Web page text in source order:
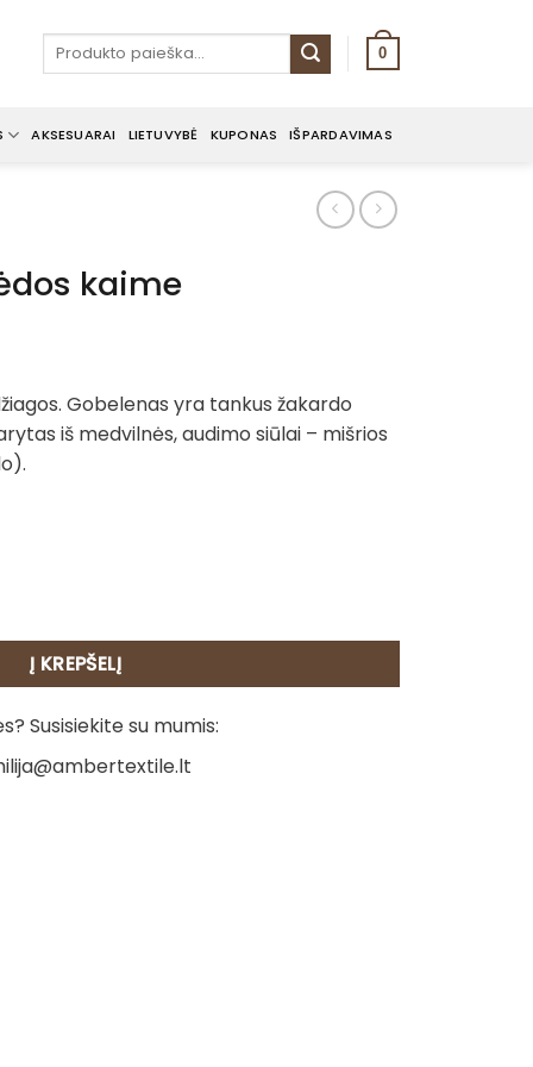
Ieškoti: 0
AKSESUARAI LIETUVYBĖ KUPONAS IŠPARDAVIMAS
kaime
Gobelenas yra tankus žakardo
iš medvilnės, audimo siūlai – mišrios
Į KREPŠELĮ
Susisiekite su mumis: